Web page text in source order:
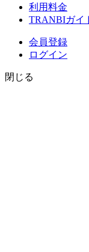
利用料金
TRANBIガイ
会員登録
ログイン
閉じる